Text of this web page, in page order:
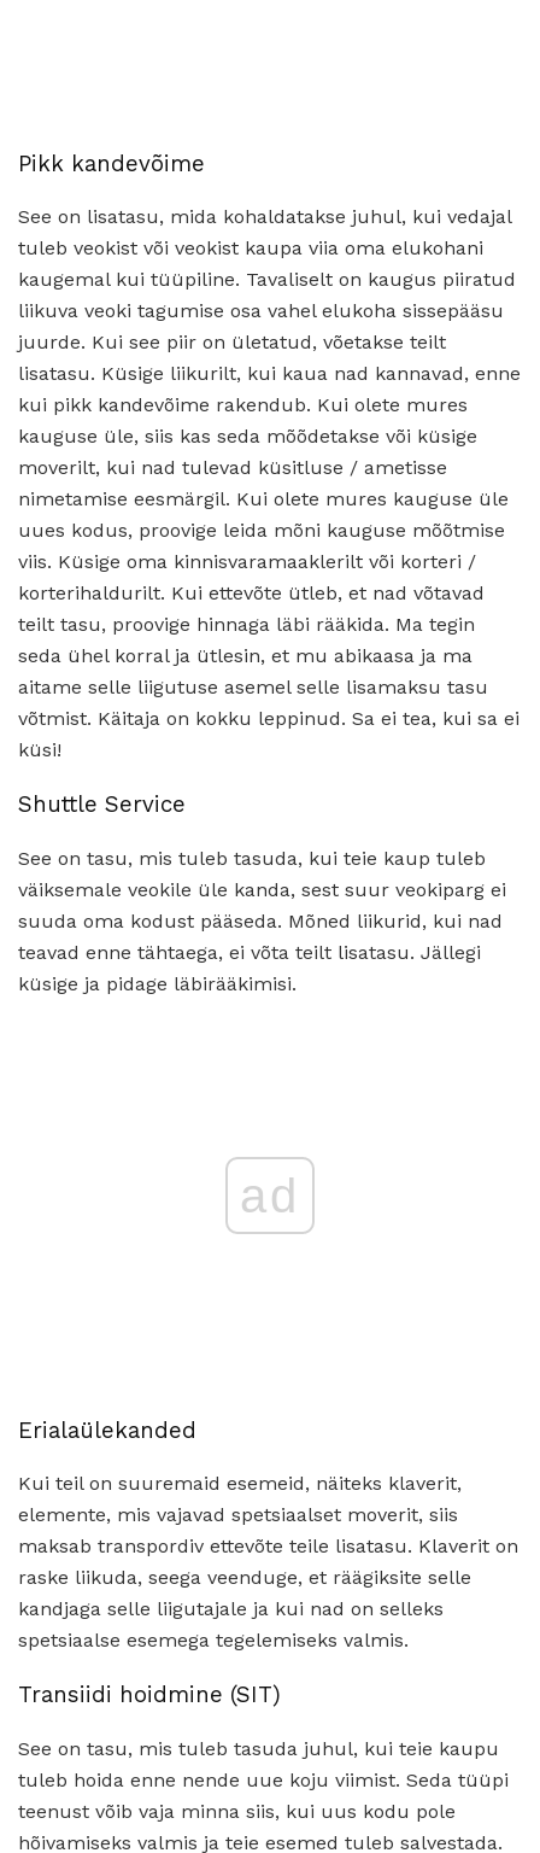
Pikk kandevõime
See on lisatasu, mida kohaldatakse juhul, kui vedajal
tuleb veokist või veokist kaupa viia oma elukohani
kaugemal kui tüüpiline. Tavaliselt on kaugus piiratud
liikuva veoki tagumise osa vahel elukoha sissepääsu
juurde. Kui see piir on ületatud, võetakse teilt
lisatasu. Küsige liikurilt, kui kaua nad kannavad, enne
kui pikk kandevõime rakendub. Kui olete mures
kauguse üle, siis kas seda mõõdetakse või küsige
moverilt, kui nad tulevad küsitluse / ametisse
nimetamise eesmärgil. Kui olete mures kauguse üle
uues kodus, proovige leida mõni kauguse mõõtmise
viis. Küsige oma kinnisvaramaaklerilt või korteri /
korterihaldurilt. Kui ettevõte ütleb, et nad võtavad
teilt tasu, proovige hinnaga läbi rääkida. Ma tegin
seda ühel korral ja ütlesin, et mu abikaasa ja ma
aitame selle liigutuse asemel selle lisamaksu tasu
võtmist. Käitaja on kokku leppinud. Sa ei tea, kui sa ei
küsi!
Shuttle Service
See on tasu, mis tuleb tasuda, kui teie kaup tuleb
väiksemale veokile üle kanda, sest suur veokiparg ei
suuda oma kodust pääseda. Mõned liikurid, kui nad
teavad enne tähtaega, ei võta teilt lisatasu. Jällegi
küsige ja pidage läbirääkimisi.
ad
Erialaülekanded
Kui teil on suuremaid esemeid, näiteks klaverit,
elemente, mis vajavad spetsiaalset moverit, siis
maksab transpordiv ettevõte teile lisatasu. Klaverit on
raske liikuda, seega veenduge, et räägiksite selle
kandjaga selle liigutajale ja kui nad on selleks
spetsiaalse esemega tegelemiseks valmis.
Transiidi hoidmine (SIT)
See on tasu, mis tuleb tasuda juhul, kui teie kaupu
tuleb hoida enne nende uue koju viimist. Seda tüüpi
teenust võib vaja minna siis, kui uus kodu pole
hõivamiseks valmis ja teie esemed tuleb salvestada.